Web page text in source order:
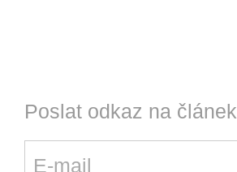
Poslat odkaz na článek